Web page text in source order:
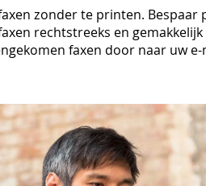
zonder te printen. Bespaar
rechtstreeks en
faxen door naar uw e-